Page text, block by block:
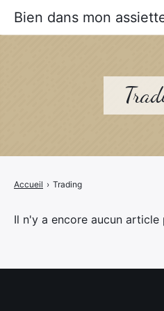
Accueil › Trading
Il n'y a encore aucun article
Bien dans mon
Prévenir les maladies